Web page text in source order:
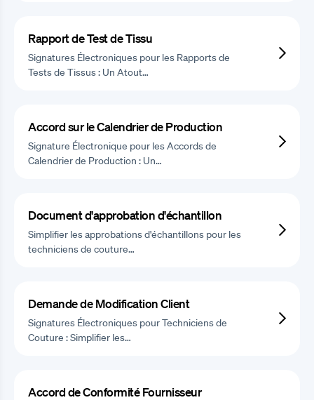
Rapport de Test de Tissu
Signatures Électroniques pour les Rapports de
Tests de Tissus : Un Atout…
Accord sur le Calendrier de Production
Signature Électronique pour les Accords de
Calendrier de Production : Un…
Document d'approbation d'échantillon
Simplifier les approbations d'échantillons pour les
techniciens de couture…
Demande de Modification Client
Signatures Électroniques pour Techniciens de
Couture : Simplifier les…
Accord de Conformité Fournisseur